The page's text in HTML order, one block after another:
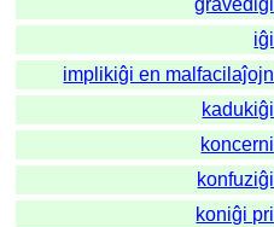
gravediĝi
iĝi
implikiĝi en malfacilaĵojn
kadukiĝi
koncerni
konfuziĝi
koniĝi pri